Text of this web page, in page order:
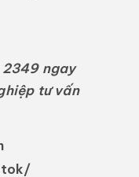
ngay
tư vấn